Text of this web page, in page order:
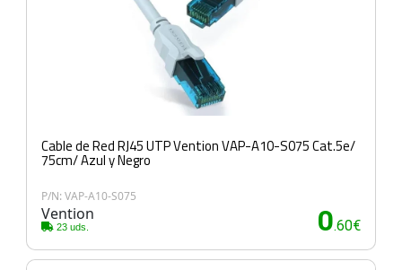
Cable de Red RJ45 UTP Vention VAP-A10-S075 Cat.5e/
75cm/ Azul y Negro
P/N: VAP-A10-S075
Vention
23 uds. 0.60€